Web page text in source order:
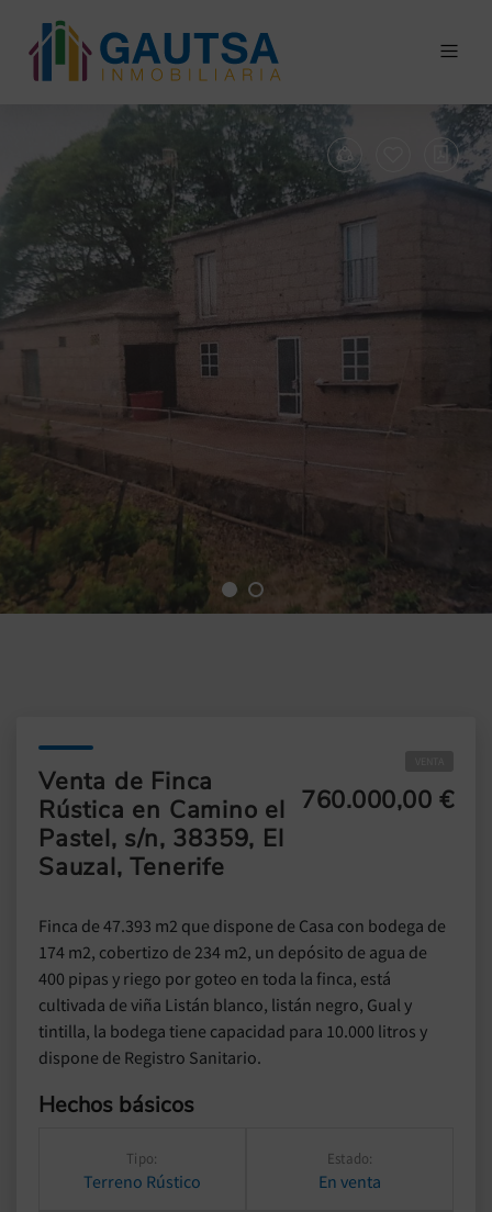
Venta de Finca
Rústica en Camino el
Pastel, s/n, 38359, El
Sauzal, Tenerife
760.000,00 €
Finca de 47.393 m2 que dispone de Casa con bodega de
174 m2, cobertizo de 234 m2, un depósito de agua de
400 pipas y riego por goteo en toda la finca, está
cultivada de viña Listán blanco, listán negro, Gual y
tintilla, la bodega tiene capacidad para 10.000 litros y
dispone de Registro Sanitario.
Hechos básicos
Tipo:
Terreno Rústico
Estado:
En venta